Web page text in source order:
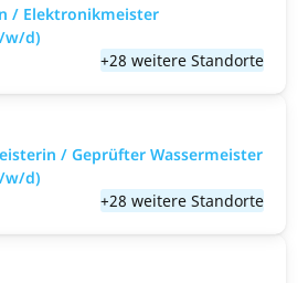
/ Elektronikmeister
w/d)
+28 weitere Standorte
/ Geprüfter Wassermeister
w/d)
+28 weitere Standorte